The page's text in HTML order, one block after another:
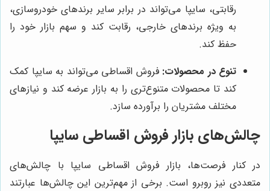
رقابتی، سایپا می‌تواند در برابر سایر برندهای خودروسازی،
به ویژه برندهای خارجی، رقابت کند و سهم بازار خود را
حفظ کند.
تنوع در محصولات: فروش اقساطی می‌تواند به سایپا کمک
کند تا محصولات متنوع‌تری را به بازار عرضه کند و نیازهای
مختلف مشتریان را برآورده سازد.
چالش‌های بازار فروش اقساطی سایپا
در کنار فرصت‌ها، بازار فروش اقساطی سایپا با چالش‌های
متعددی نیز روبرو است. برخی از مهم‌ترین این چالش‌ها عبارتند